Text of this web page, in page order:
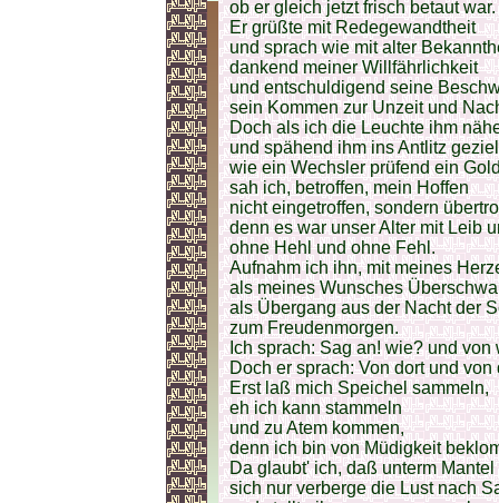
ob er gleich jetzt frisch betaut war.
Er grüßte mit Redegewandtheit
und sprach wie mit alter
dankend meiner Willfährlichkeit
und entschuldigend seine
sein Kommen zur Unzeit und
Doch als ich die Leuchte ihm
und spähend ihm ins Antlitz
wie ein Wechsler prüfend ein
sah ich, betroffen, mein Hoffen
nicht eingetroffen, sondern
denn es war unser Alter mit Leib
ohne Hehl und ohne Fehl.
Aufnahm ich ihn, mit meines
als meines Wunsches
als Übergang aus der Nacht der
zum Freudenmorgen.
Ich sprach: Sag an! wie? und von
Doch er sprach: Von dort und von
Erst laß mich Speichel sammeln,
eh ich kann stammeln
und zu Atem kommen,
denn ich bin von Müdigkeit
Da glaubt' ich, daß unterm Mantel
sich nur verberge die Lust nach